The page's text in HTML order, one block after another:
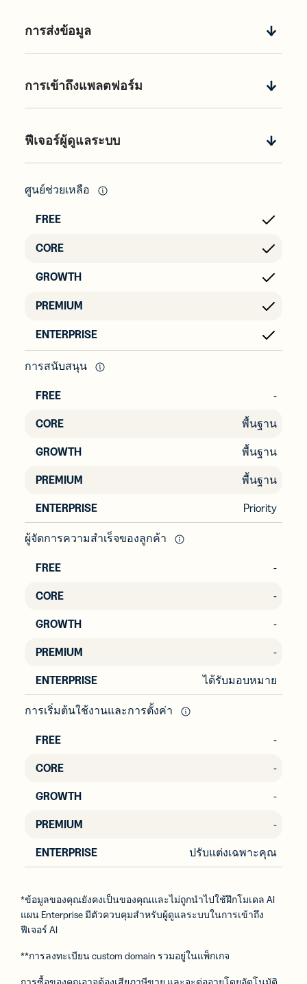
การส่งข้อมูล
การเข้าถึงแพลตฟอร์ม
ฟีเจอร์ผู้ดูแลระบบ
ศูนย์ช่วยเหลือ
การสนับสนุน
-
พื้นฐาน
พื้นฐาน
พื้นฐาน
Priority
ผู้จัดการความสำเร็จของลูกค้า
-
-
-
-
ได้รับมอบหมาย
การเริ่มต้นใช้งานและการตั้งค่า
-
-
-
-
ปรับแต่งเฉพาะคุณ
*ข้อมูลของคุณยังคงเป็นของคุณและไม่ถูกนำไปใช้ฝึกโมเดล AI
แผน Enterprise มีตัวควบคุมสำหรับผู้ดูแลระบบในการเข้าถึง
ฟีเจอร์ AI
**การลงทะเบียน custom domain รวมอยู่ในแพ็กเกจ